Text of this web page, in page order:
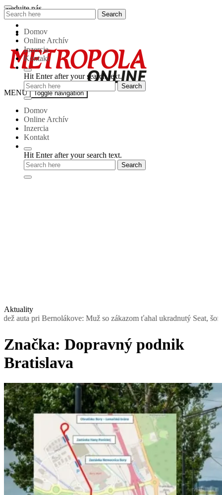
Skip
to
content
Sledujte nás
Metropola-
MENU Toggle navigation
Domov
Online Archív
Inzercia
Kontakt
Hit Enter after your search text.
Search
for:
Search
Domov
Online Archív
Inzercia
Kontakt
Hit Enter after your search text.
Aktuality
so zákazom ťahal ukradnutý Seat, šoféroval ho muž bez
Značka: Dopravný podnik
Bratislava